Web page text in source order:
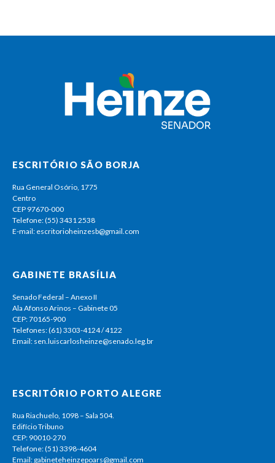
ESCRITÓRIO SÃO BORJA
Rua General Osório, 1775
Centro
CEP 97670-000
Telefone: (55) 3431 2538
E-mail: escritorioheinzesb@gmail.com
GABINETE BRASÍLIA
Senado Federal – Anexo II
Ala Afonso Arinos – Gabinete 05
CEP: 70165-900
Telefones: (61) 3303-4124 / 4122
Email: sen.luiscarlosheinze@senado.leg.br
ESCRITÓRIO PORTO ALEGRE
Rua Riachuelo, 1098 – Sala 504.
Edifício Tribuno
CEP: 90010-270
Telefone: (51) 3398-4604
Email: gabineteheinzepoars@gmail.com